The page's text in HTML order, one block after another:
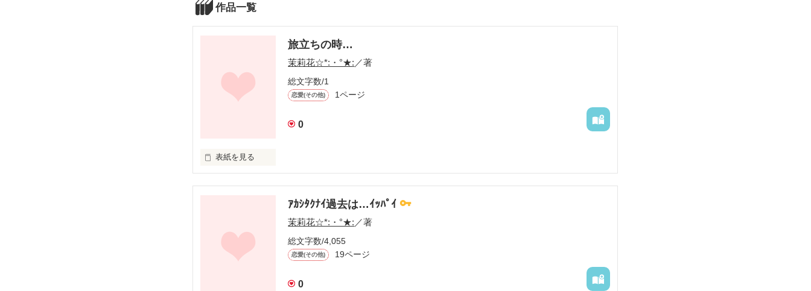
作品一覧
旅立ちの時…
茉莉花☆*:・°★:／著
総文字数/1
恋愛(その他) 1ページ
0
表紙を見る
わたしは自分で自分の命を落としていたかもしれない…
あなたが，わたしに言ってくれた…
『俺の為に生きて』
ｱｶｼﾀｸﾅｲ過去は…ｲｯﾊﾟｲ
茉莉花☆*:・°★:／著
総文字数/4,055
恋愛(その他) 19ページ
0